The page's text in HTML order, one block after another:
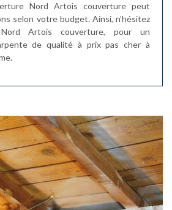
Nord Artois couverture peut
selon votre budget. Ainsi, n’hésitez
Artois couverture, pour un
de qualité à prix pas cher à